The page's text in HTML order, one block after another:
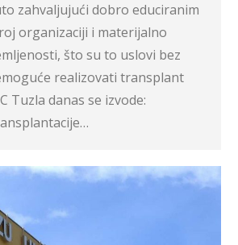
zahvaljujući dobro educiranim
organizaciji i materijalno
što su to uslovi bez
realizovati transplant
Tuzla danas se izvode: